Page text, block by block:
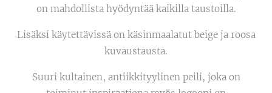
on mahdollista hyödyntää kaikilla taustoilla.
Lisäksi käytettävissä on käsinmaalatut beige ja roosa
kuvaustausta.
Suuri kultainen, antiikkityylinen peili, joka on